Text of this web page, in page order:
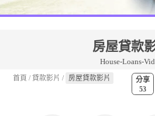
房屋貸款
House-Loans-
分享
53
首頁 / 貸款影片 / 房屋貸款影片